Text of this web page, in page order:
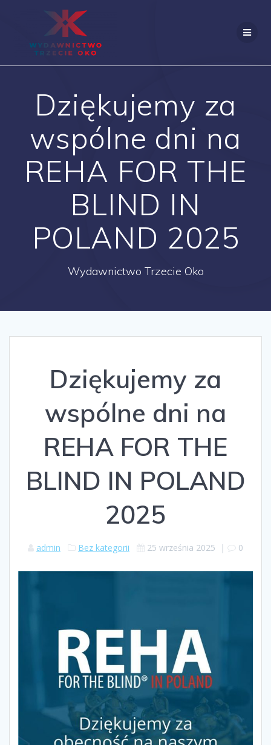
Dziękujemy za
wspólne dni na
REHA FOR THE
BLIND IN
POLAND 2025
Wydawnictwo Trzecie Oko
Dziękujemy za
wspólne dni na
REHA FOR THE
BLIND IN POLAND
2025
admin Bez kategorii 25 września 2025 | 0